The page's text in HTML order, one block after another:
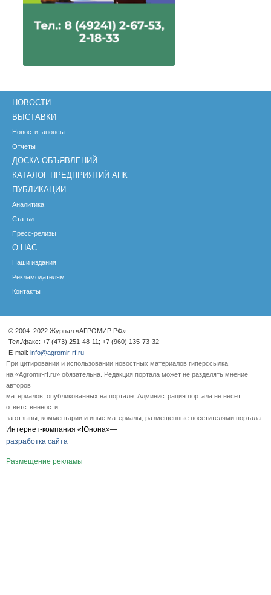
НОВОСТИ
ВЫСТАВКИ
Новости, анонсы
Отчеты
ДОСКА ОБЪЯВЛЕНИЙ
КАТАЛОГ ПРЕДПРИЯТИЙ АПК
ПУБЛИКАЦИИ
Аналитика
Статьи
Пресс-релизы
О НАС
Наши издания
Рекламодателям
Контакты
© 2004–2022 Журнал «АГРОМИР РФ»
Тел./факс: +7 (473) 251-48-11; +7 (960) 135-73-32
E-mail: info@agromir-rf.ru
При цитировании и использовании новостных материалов гиперссылка
на «Agromir-rf.ru» обязательна. Редакция портала может не разделять мнение
авторов
материалов, опубликованных на портале. Администрация портала не несет
ответственности
за отзывы, комментарии и иные материалы, размещенные посетителями портала.
Интернет-компания «Юнона»—
разработка сайта
Размещение рекламы